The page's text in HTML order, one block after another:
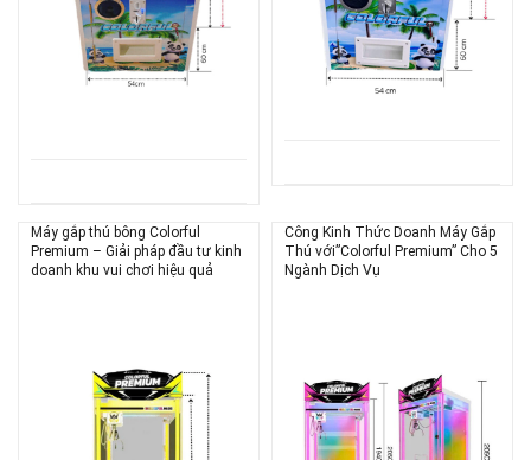
Máy gắp thú bông Colorful
Premium – Giải pháp đầu tư kinh
doanh khu vui chơi hiệu quả
Công Kinh Thức Doanh Máy Gắp
Thú với”Colorful Premium” Cho 5
Ngành Dịch Vụ